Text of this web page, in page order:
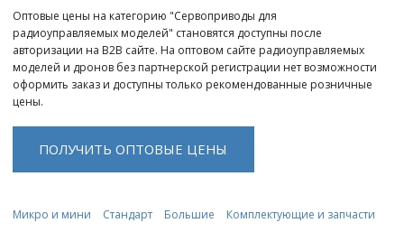
Войти в B2B
Стать партнером
Оптовые цены на категорию "Сервоприводы для
радиоуправляемых моделей" становятся доступны после
авторизации на B2B сайте. На оптовом сайте радиоуправляемых
моделей и дронов без партнерской регистрации нет возможности
оформить заказ и доступны только рекомендованные розничные
цены.
ПОЛУЧИТЬ ОПТОВЫЕ ЦЕНЫ
Микро и мини Стандарт Большие Комплектующие и запчасти